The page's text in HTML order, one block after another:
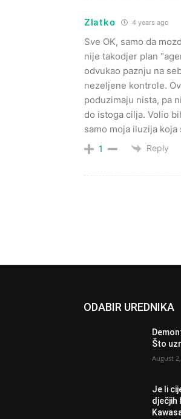
Zlatko 4 years ago
Sve OK, samo da
nije takodjer plan
odvukao paznju na
nezeljene kontrole.
poduzimaju nista, pa
do istoga cilja. Volio
samo moja iluzija koja
1 Reply
ODABIR UREDNIKA
Što
August
Je li
dječjih